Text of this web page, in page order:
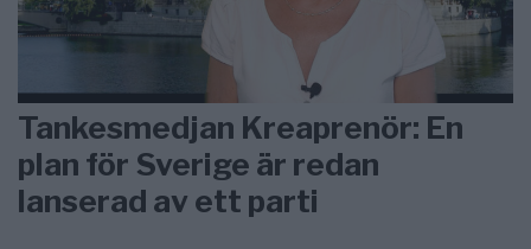
Tankesmedjan Kreaprenör: En
plan för Sverige är redan
lanserad av ett parti